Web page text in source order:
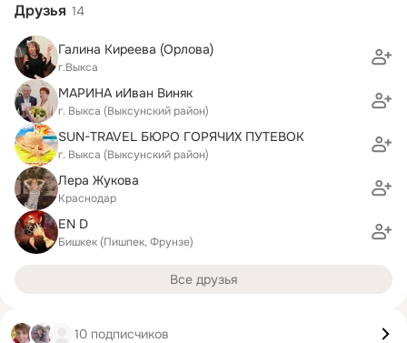
Друзья 14
Галина Киреева (Орлова)
г.Выкса
МАРИНА иИван Виняк
г. Выкса (Выксунский район)
SUN-TRAVEL БЮРО ГОРЯЧИХ ПУТЕВОК
г. Выкса (Выксунский район)
Лера Жукова
Краснодар
EN D
Бишкек (Пишпек, Фрунзе)
Все друзья
10 подписчиков